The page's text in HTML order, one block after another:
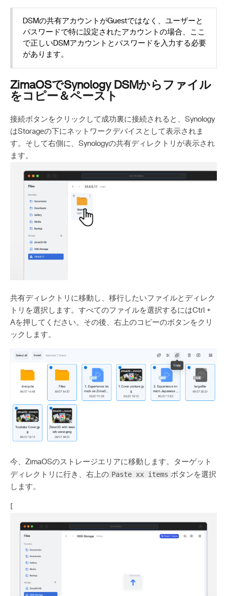
DSMの共有アカウントがGuestではなく、ユーザーと
パスワードで特に設定されたアカウントの場合、ここ
で正しいDSMアカウントとパスワードを入力する必要
があります。
ZimaOSでSynology DSMからファイル
をコピー＆ペースト
接続ボタンをクリックして成功裏に接続されると、Synology
はStorageの下にネットワークデバイスとして表示されま
す。そして右側に、Synologyの共有ディレクトリが表示され
ます。
共有ディレクトリに移動し、移行したいファイルとディレク
トリを選択します。すべてのファイルを選択するにはCtrl +
Aを押してください。その後、右上のコピーのボタンをクリ
ックします。
今、ZimaOSのストレージエリアに移動します。ターゲット
ディレクトリに行き、右上の Paste xx items ボタンを選択
します。